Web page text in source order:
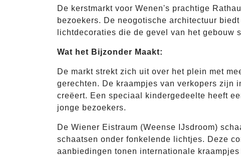
De kerstmarkt voor Wenen's prachtige
bezoekers. De neogotische architectuur
lichtdecoraties die de gevel van het gebouw
Wat het Bijzonder Maakt:
De markt strekt zich uit over het plein met
gerechten. De kraampjes van verkopers zijn
creëert. Een speciaal kindergedeelte heeft
jonge bezoekers.
De Wiener Eistraum (Weense IJsdroom)
schaatsen onder fonkelende lichtjes. Deze
aanbiedingen tonen internationale